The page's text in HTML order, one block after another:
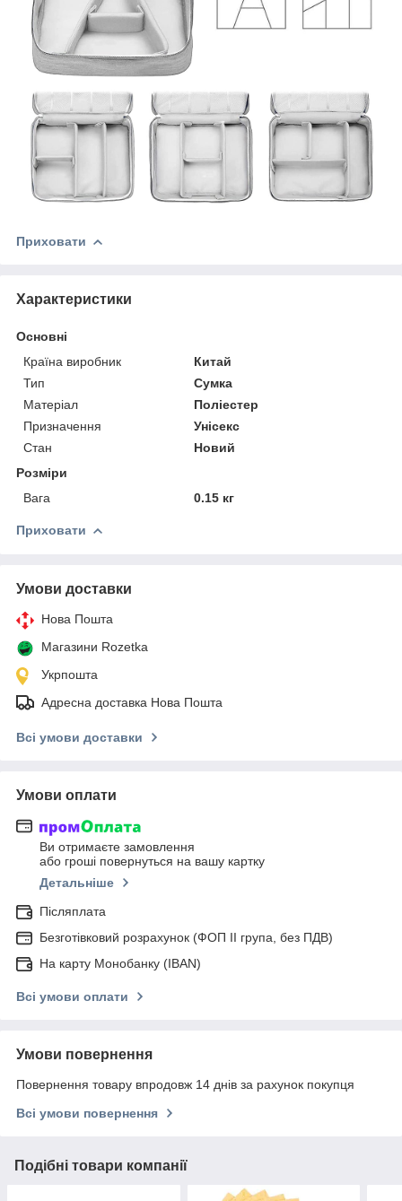
Приховати
Характеристики
Основні
Країна виробник
Китай
Тип
Сумка
Матеріал
Поліестер
Призначення
Унісекс
Стан
Новий
Розміри
Вага
0.15 кг
Приховати
Умови доставки
Нова Пошта
Магазини Rozetka
Укрпошта
Адресна доставка Нова Пошта
Всі умови доставки
Умови оплати
Ви отримаєте замовлення
або гроші повернуться на вашу картку
Детальніше
Післяплата
Безготівковий розрахунок (ФОП ІІ група, без ПДВ)
На карту Монобанку (IBAN)
Всі умови оплати
Умови повернення
Повернення товару впродовж 14 днів за рахунок покупця
Всі умови повернення
Подібні товари компанії